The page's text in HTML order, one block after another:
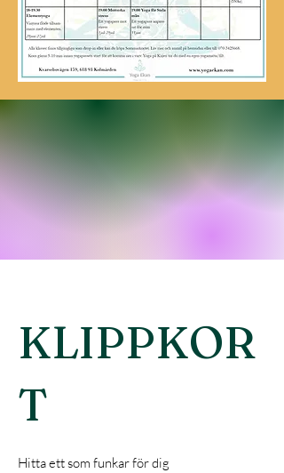
KLIPPKOR
T
Hitta ett som funkar för dig